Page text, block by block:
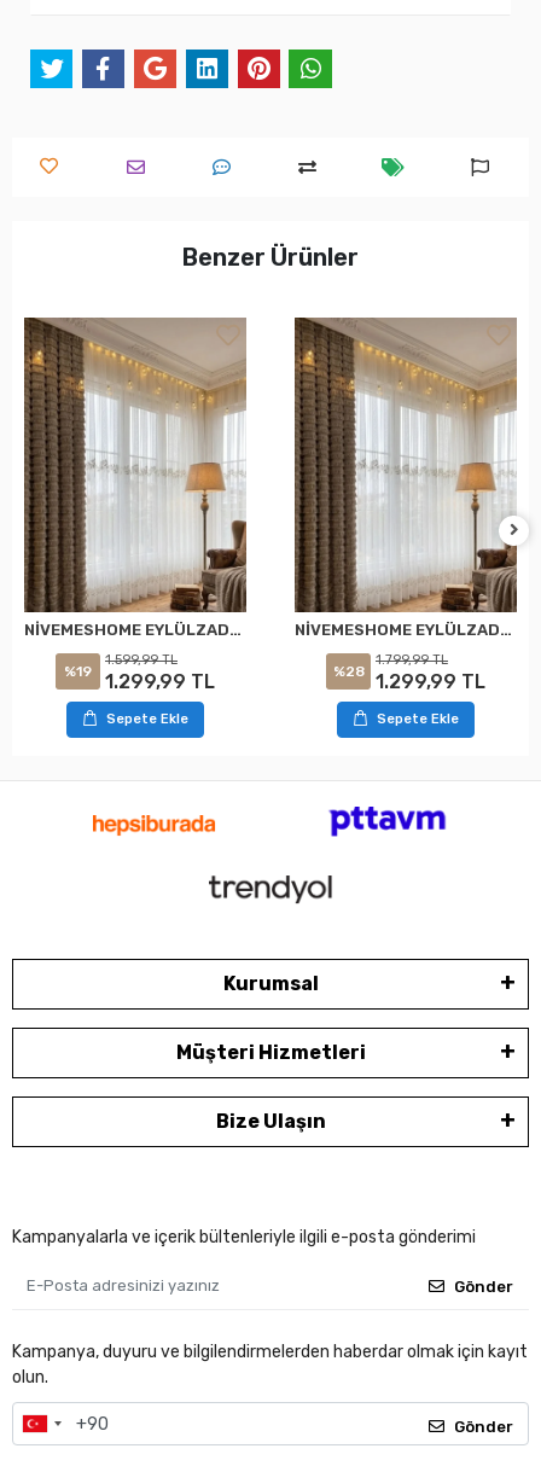
Benzer Ürünler
NİVEMESHOME EYLÜLZADE GOLD DETAY 1/2,5 PİLELİ TÜL PERDE APM
%19
1.599,99 TL
1.299,99 TL
Sepete Ekle
NİVEMESHOME EYLÜLZADE GOLD DETAY 1/3 PİLELİ TÜL PERDE APM
%28
1.799,99 TL
1.299,99 TL
Sepete Ekle
Kurumsal
Müşteri Hizmetleri
Bize Ulaşın
Kampanyalarla ve içerik bültenleriyle ilgili e-posta gönderimi
Gönder
Kampanya, duyuru ve bilgilendirmelerden haberdar olmak için kayıt
olun.
Gönder